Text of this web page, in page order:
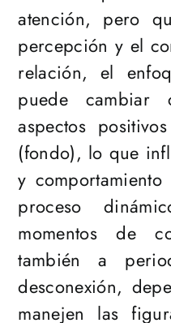
atención, pero
percepción y el
relación, el
puede cambiar
aspectos
(fondo), lo que
y
proceso
momentos de
también a
desconexión,
manejen las